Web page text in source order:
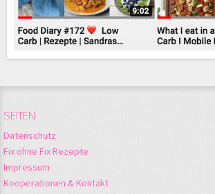
SEITEN
Datenschutz
Fix ohne Fix Rezepte
Impressum
Kooperationen & Kontakt